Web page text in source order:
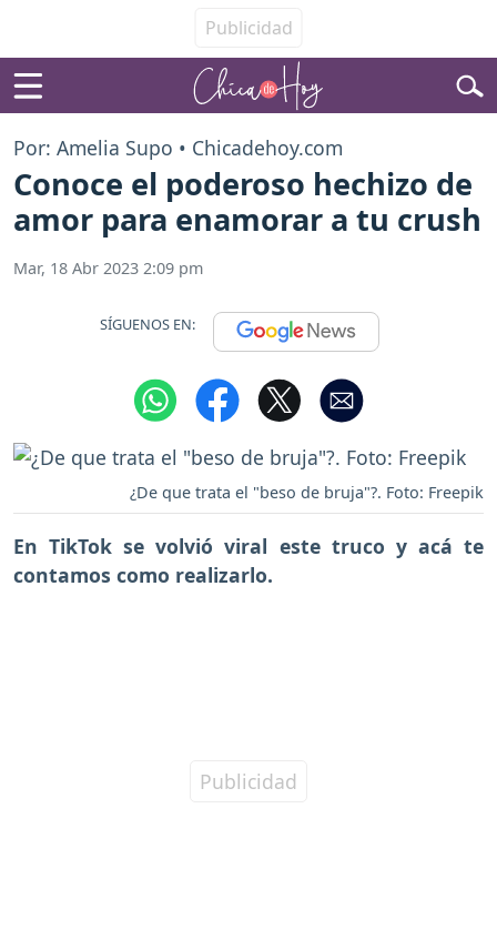
Por: Amelia Supo • Chicadehoy.com
Conoce el poderoso hechizo de
amor para enamorar a tu crush
Mar, 18 Abr 2023 2:09 pm
SÍGUENOS EN:
¿De que trata el "beso de bruja"?. Foto: Freepik
En TikTok se volvió viral este truco y acá te
contamos como realizarlo.